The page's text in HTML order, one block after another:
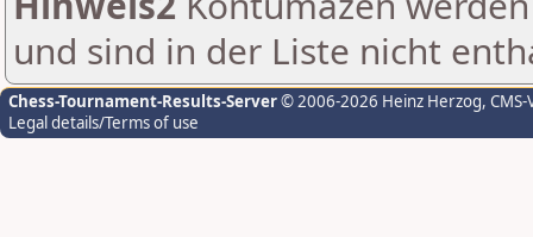
und sind in der Liste nicht
Chess-Tournament-Results-Server© 2006-2026 Heinz Herzog,
Legal details/Terms of use